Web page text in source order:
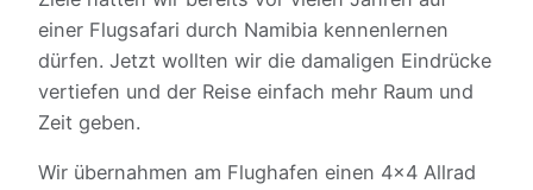
einer Flugsafari durch Namibia kennenlernen
dürfen. Jetzt wollten wir die damaligen Eindrücke
vertiefen und der Reise einfach mehr Raum und
Zeit geben.
Wir übernahmen am Flughafen einen 4×4 Allrad